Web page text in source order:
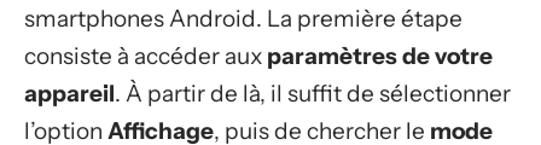
smartphones Android. La première étape
consiste à accéder aux paramètres de votre
appareil. À partir de là, il suffit de sélectionner
l’option Affichage, puis de chercher le mode